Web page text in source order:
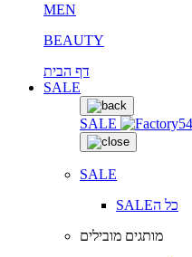
MEN
BEAUTY
דף הבית
SALE
SALE
SALE
SALEכל ה
מותגים מובילים